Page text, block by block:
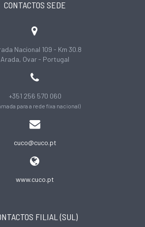
CONTACTOS SEDE
Nacional 109 - Km 30.8
Arada, Ovar - Portugal
+351 256 570 060
para a rede fixa nacional)
cuco@cuco.pt
www.cuco.pt
FILIAL (SUL)